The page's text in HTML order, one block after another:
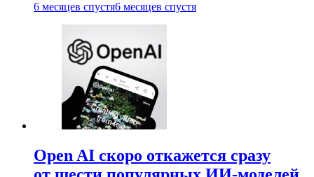
6 месяцев спустя6 месяцев спустя
Open AI скоро откажется сразу